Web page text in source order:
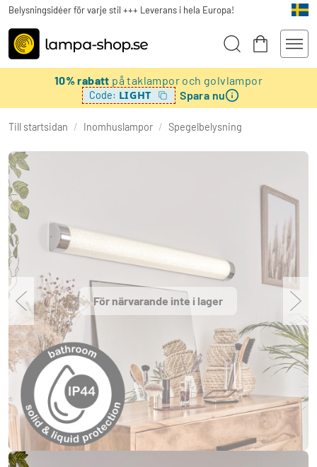
Belysningsidéer för varje stil +++ Leverans i hela Europa!
10% rabatt på taklampor och golvlampor
Code: LIGHT Spara nu
Till startsidan / Inomhuslampor / Spegelbelysning
För närvarande inte i lager